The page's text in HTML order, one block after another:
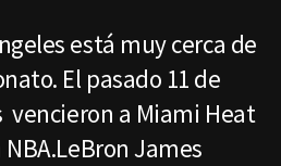
está muy cerca de
El pasado 11 de
vencieron a Miami Heat
James